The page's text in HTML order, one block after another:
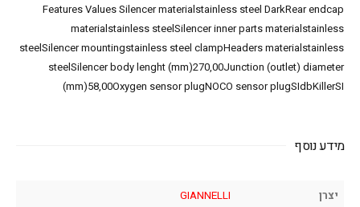
Features Values Silencer materialstainless steel DarkRear endcap
materialstainless steelSilencer inner parts materialstainless
steelSilencer mountingstainless steel clampHeaders materialstainless
steelSilencer body lenght (mm)270,00Junction (outlet) diameter
(mm)58,00Oxygen sensor plugNOCO sensor plugSIdbKillerSI
מידע נוסף
יצרן
GIANNELLI